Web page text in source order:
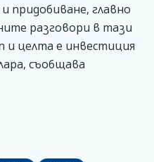
придобиване, главно
разговори в тази
и целта е инвестиция
съобщава